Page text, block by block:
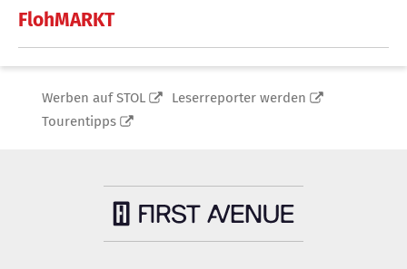
FlohMARKT
Werben auf STOL
Leserreporter werden
Tourentipps